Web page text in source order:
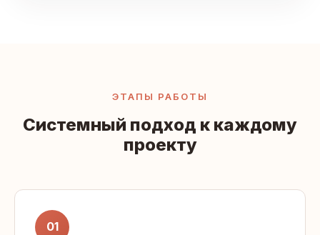
ЭТАПЫ РАБОТЫ
Системный подход к каждому
проекту
01